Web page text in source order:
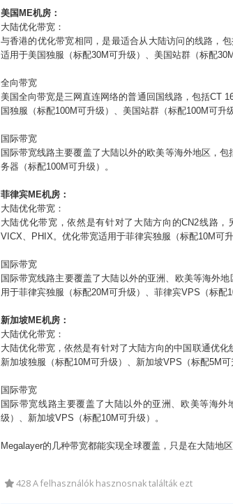
美国 ME机房：
大陆优化带宽：
与香港的优化带宽相同，是最适合从大陆访问的线路，
适用于美国独服（标配30M可升级）、美国站群（标配30M
全向带宽
美国全向带宽是三网直连网络的普通回国线路，包括CT
国独服（标配100M可升级）、美国站群（标配100M可升
国际带宽
国际带宽线路主要覆盖了大陆以外的欧美等海外地区，包
务器（标配100M可升级）。
菲律宾ME机房：
大陆优化带宽：
大陆优化带宽，依然是有针对了大陆方向的CN2线路，
VICX、PHIX。优化带宽适用于菲律宾独服（标配10M可
国际带宽
国际带宽线路主要覆盖了大陆以外的亚洲、欧美等海外地
用于菲律宾独服（标配20M可升级）、菲律宾VPS（标配
新加坡ME机房：
大陆优化带宽：
大陆优化带宽，依然是有针对了大陆方向的中国联通优
新加坡独服（标配10M可升级）、 新加坡VPS（标配5M可
国际带宽
国际带宽线路主要覆盖了大陆以外的亚洲、欧美等海外
级）、 新加坡VPS（标配10M可升级）。
Megalayer的几种带宽都能实现全球覆盖，只是在大陆地
428 A felhasználók hasznosnak találták ezt